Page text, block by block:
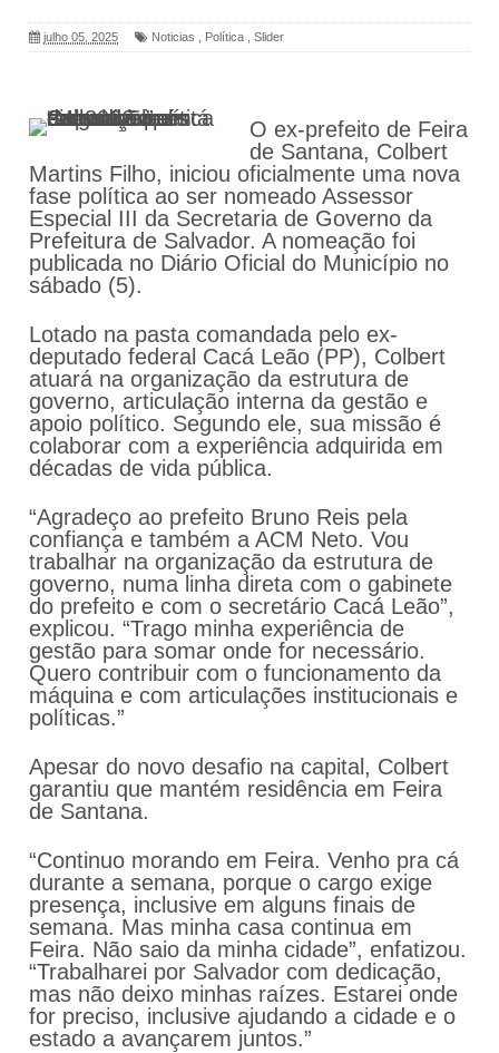
julho 05, 2025 Noticias Política Slider
O ex-prefeito de Feira
de Santana, Colbert
Martins Filho, iniciou oficialmente uma nova
fase política ao ser nomeado Assessor
Especial III da Secretaria de Governo da
Prefeitura de Salvador. A nomeação foi
publicada no Diário Oficial do Município no
sábado (5).
Lotado na pasta comandada pelo ex-
deputado federal Cacá Leão (PP), Colbert
atuará na organização da estrutura de
governo, articulação interna da gestão e
apoio político. Segundo ele, sua missão é
colaborar com a experiência adquirida em
décadas de vida pública.
“Agradeço ao prefeito Bruno Reis pela
confiança e também a ACM Neto. Vou
trabalhar na organização da estrutura de
governo, numa linha direta com o gabinete
do prefeito e com o secretário Cacá Leão”,
explicou. “Trago minha experiência de
gestão para somar onde for necessário.
Quero contribuir com o funcionamento da
máquina e com articulações institucionais e
políticas.”
Apesar do novo desafio na capital, Colbert
garantiu que mantém residência em Feira
de Santana.
“Continuo morando em Feira. Venho pra cá
durante a semana, porque o cargo exige
presença, inclusive em alguns finais de
semana. Mas minha casa continua em
Feira. Não saio da minha cidade”, enfatizou.
“Trabalharei por Salvador com dedicação,
mas não deixo minhas raízes. Estarei onde
for preciso, inclusive ajudando a cidade e o
estado a avançarem juntos.”